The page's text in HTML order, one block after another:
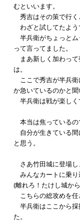
むといいます。
秀吉はその策で行く
わざと試してたよう
半兵衛がちょっとム
って言ってました。
まあ新しく加わって
は。
ここで秀吉が半兵衛
か急いているのかと聞
半兵衛は戦が楽しく
本当は焦っているの
自分が生きている間
と思う。
さあ竹田城に登場し
みんなカートに乗り
(離れろ！たけし城か
こちらの総攻めを任
半兵衛はここから採
た。